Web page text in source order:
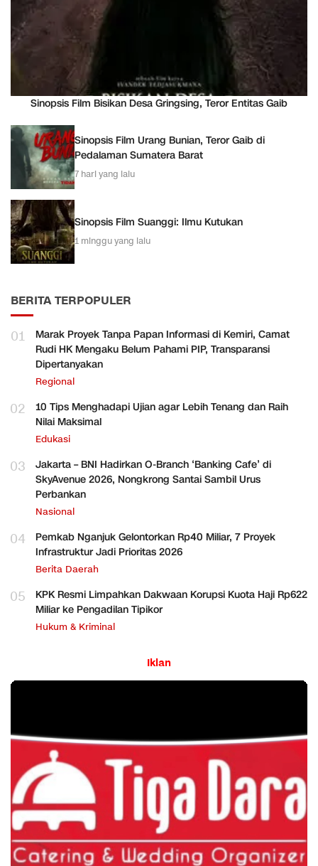
Sinopsis Film Bisikan Desa Gringsing, Teror Entitas Gaib
Sinopsis Film Urang Bunian, Teror Gaib di
Pedalaman Sumatera Barat
7 hari yang lalu
Sinopsis Film Suanggi: Ilmu Kutukan
1 minggu yang lalu
BERITA TERPOPULER
01
Marak Proyek Tanpa Papan Informasi di Kemiri, Camat
Rudi HK Mengaku Belum Pahami PIP, Transparansi
Dipertanyakan
Regional
02
10 Tips Menghadapi Ujian agar Lebih Tenang dan Raih
Nilai Maksimal
Edukasi
03
Jakarta – BNI Hadirkan O-Branch ‘Banking Cafe’ di
SkyAvenue 2026, Nongkrong Santai Sambil Urus
Perbankan
Nasional
04
Pemkab Nganjuk Gelontorkan Rp40 Miliar, 7 Proyek
Infrastruktur Jadi Prioritas 2026
Berita Daerah
05
KPK Resmi Limpahkan Dakwaan Korupsi Kuota Haji Rp622
Miliar ke Pengadilan Tipikor
Hukum & Kriminal
Iklan